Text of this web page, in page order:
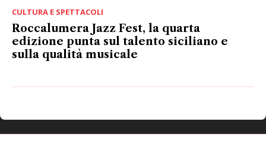
CULTURA E SPETTACOLI
Roccalumera Jazz Fest, la quarta
edizione punta sul talento siciliano e
sulla qualità musicale